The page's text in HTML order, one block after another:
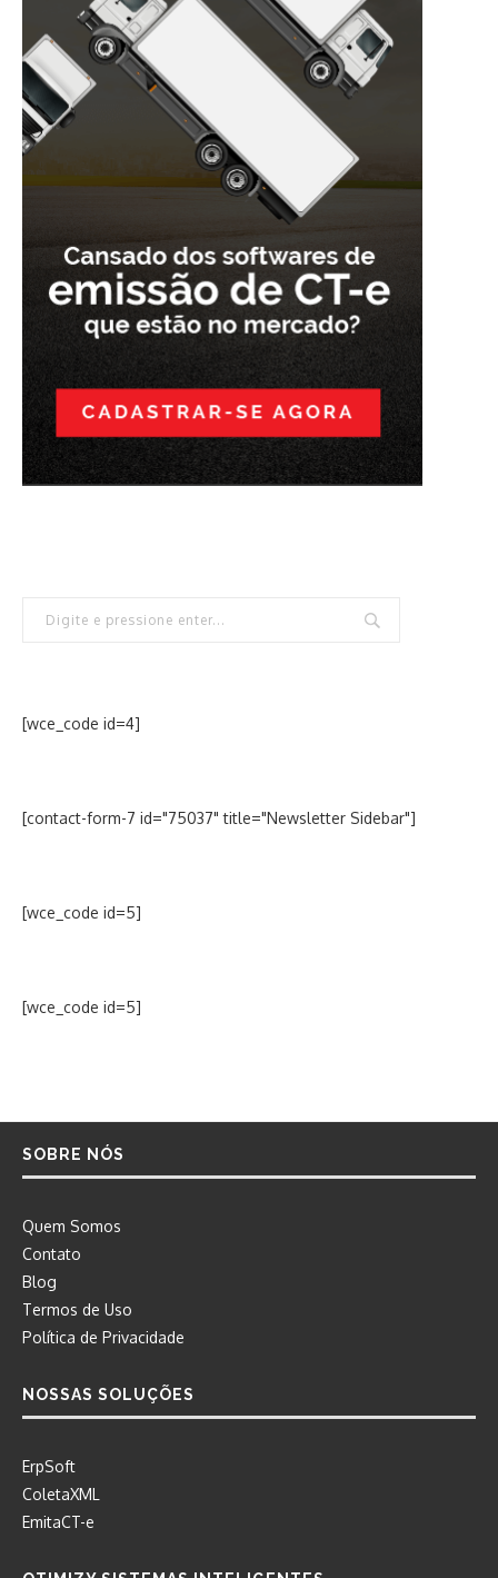
[wce_code id=4]
[contact-form-7 id="75037" title="Newsletter Sidebar"]
[wce_code id=5]
[wce_code id=5]
SOBRE NÓS
Quem Somos
Contato
Blog
Termos de Uso
Política de Privacidade
NOSSAS SOLUÇÕES
ErpSoft
ColetaXML
EmitaCT-e